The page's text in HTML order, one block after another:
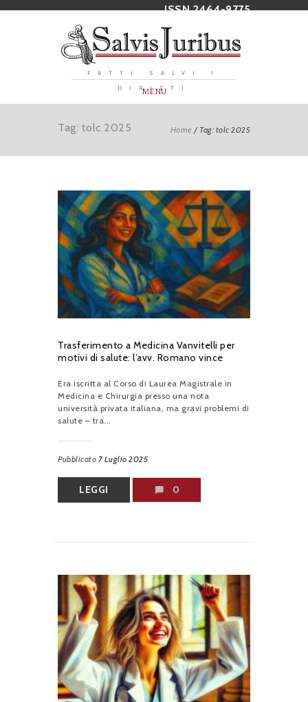
ISSN 2464-9775
FATTI SALVI I
DIRITTI
MENU
Home / Tag: tolc 2025
Tag: tolc 2025
Trasferimento a Medicina Vanvitelli per
motivi di salute: l’avv. Romano vince
Era iscritta al Corso di Laurea Magistrale in
Medicina e Chirurgia presso una nota
università privata italiana, ma gravi problemi di
salute – tra...
Pubblicato 7 Luglio 2025
LEGGI 0